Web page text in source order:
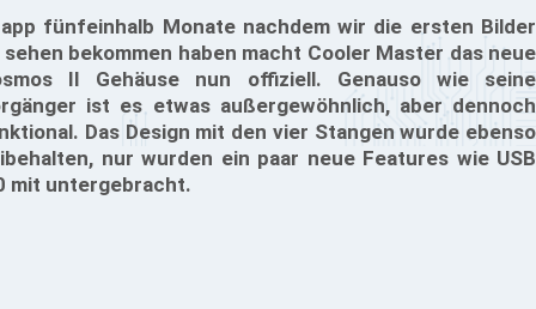
fünfeinhalb Monate nachdem wir die ersten Bilder
sehen bekommen haben macht Cooler Master das neue
II Gehäuse nun offiziell. Genauso wie seine
ist es etwas außergewöhnlich, aber dennoch
Das Design mit den vier Stangen wurde ebenso
nur wurden ein paar neue Features wie USB
mit untergebracht.